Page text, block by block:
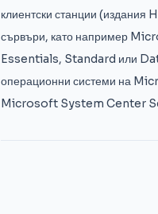
клиентски станции
сървъри, като например
Essentials, Standard или
операционни системи на
Microsoft System Center